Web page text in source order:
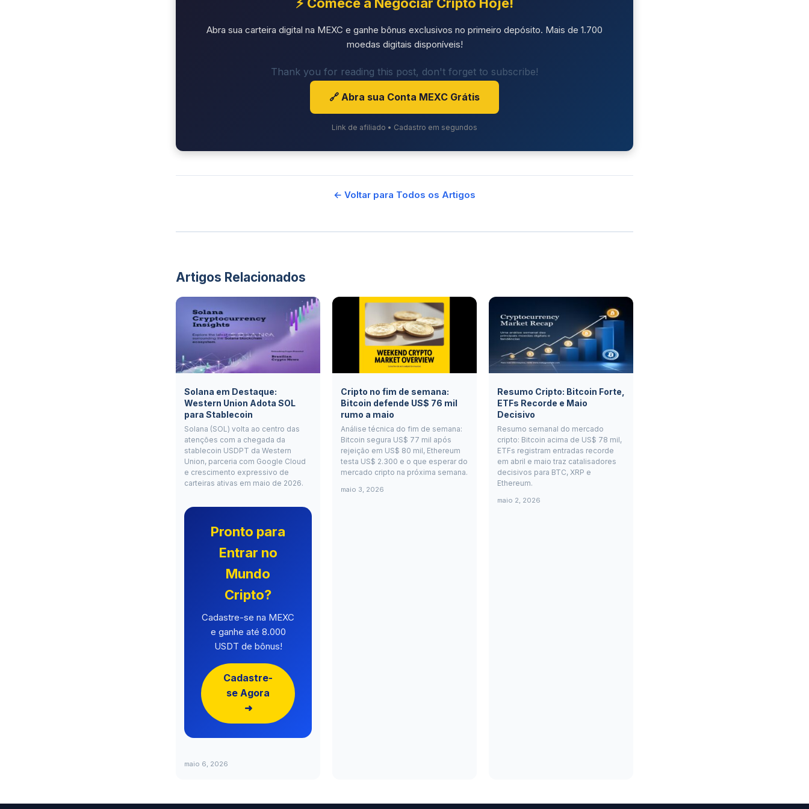
⚡ Comece a Negociar Cripto Hoje!
Abra sua carteira digital na MEXC e ganhe bônus exclusivos no primeiro depósito. Mais de 1.700
moedas digitais disponíveis!
Thank you for reading this post, don't forget to subscribe!
🔗 Abra sua Conta MEXC Grátis
Link de afiliado • Cadastro em segundos
← Voltar para Todos os Artigos
Artigos Relacionados
Solana em Destaque:
Western Union Adota SOL
para Stablecoin
Solana (SOL) volta ao centro das
atenções com a chegada da
stablecoin USDPT da Western
Union, parceria com Google Cloud
e crescimento expressivo de
carteiras ativas em maio de 2026.
Pronto para
Entrar no
Mundo
Cripto?
Cadastre-se na MEXC
e ganhe até 8.000
USDT de bônus!
Cadastre-
se Agora
➜
maio 6, 2026
Cripto no fim de semana:
Bitcoin defende US$ 76 mil
rumo a maio
Análise técnica do fim de semana:
Bitcoin segura US$ 77 mil após
rejeição em US$ 80 mil, Ethereum
testa US$ 2.300 e o que esperar do
mercado cripto na próxima semana.
maio 3, 2026
Resumo Cripto: Bitcoin Forte,
ETFs Recorde e Maio
Decisivo
Resumo semanal do mercado
cripto: Bitcoin acima de US$ 78 mil,
ETFs registram entradas recorde
em abril e maio traz catalisadores
decisivos para BTC, XRP e
Ethereum.
maio 2, 2026